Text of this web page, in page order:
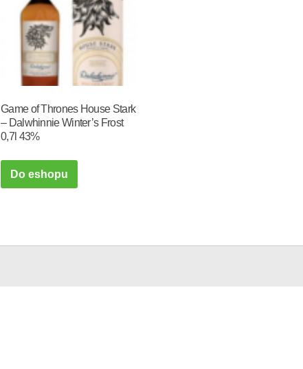
Game of Thrones House Stark
– Dalwhinnie Winter’s Frost
0,7l 43%
Do eshopu